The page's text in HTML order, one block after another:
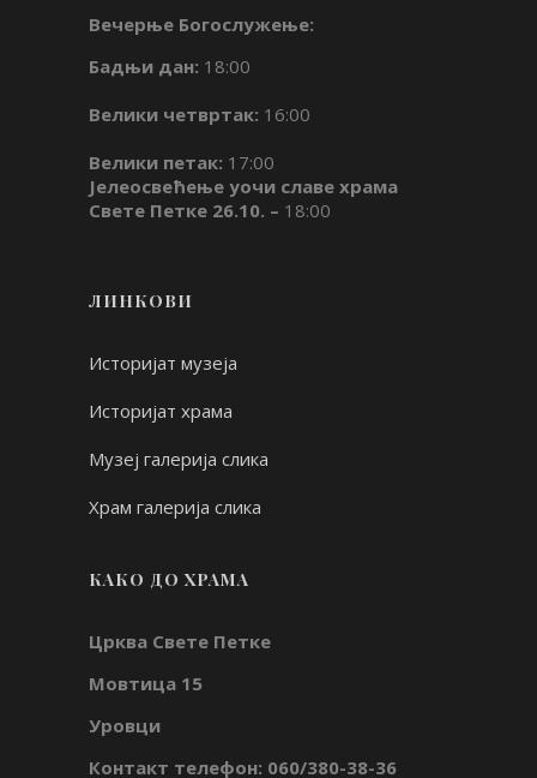
Вечерње Богослужење:
Бадњи дан: 18:00
Велики четвртак: 16:00
Велики петак: 17:00
Јелеосвећење уочи славе храма
Свете Петке 26.10. – 18:00
ЛИНКОВИ
Историјат музеја
Историјат храма
Музеј галерија слика
Храм галерија слика
КАКО ДО ХРАМА
Црква Свете Петке
Мовтица 15
Уровци
Контакт телефон: 060/380-38-36